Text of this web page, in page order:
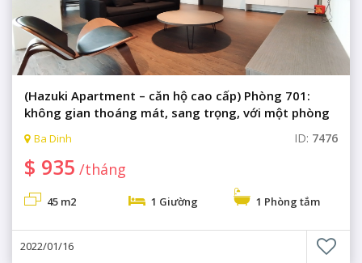
(Hazuki Apartment – căn hộ cao cấp) Phòng 701:
không gian thoáng mát, sang trọng, với một phòng
Ba Dinh ID: 7476
$ 935 /tháng
45 m2 1 Giường 1 Phòng tắm
2022/01/16